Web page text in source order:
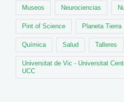
Museos Neurociencias
Pint of Science Planeta Tierra
Química Salud Talleres
Universitat de Vic - Universitat
UCC